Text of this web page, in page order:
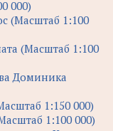
000)
(Масштаб 1:100
(Масштаб 1:100
Доминика
1:150 000)
1:100 000)